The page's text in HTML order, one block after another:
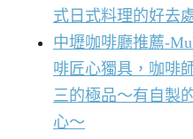
式日式料理的好去
中壢咖啡廳推薦-
啡匠心獨具，咖啡
三的極品～有自製
心～